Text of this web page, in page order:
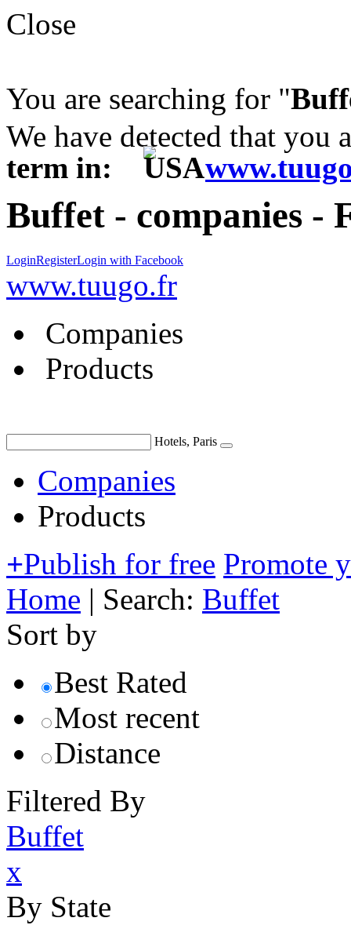
Close
You are searching for "
We have detected that you
term in:
Buffet - companies -
LoginRegisterLogin with Facebook
www.tuugo.fr
Companies
Products
Hotels, Paris
Companies
Products
+Publish for free Promote
Home | Search: Buffet
Sort by
Best Rated
Most recent
Distance
Filtered By
Buffet
x
By State